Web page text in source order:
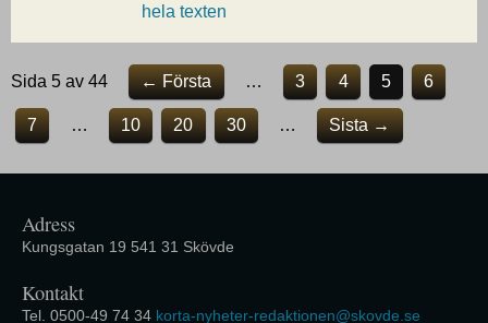
hela texten
Sida 5 av 44 ← Första … 3 4 5 6
7 … 10 20 30 … Sista →
Adress
Kungsgatan 19 541 31 Skövde
Kontakt
Tel. 0500-49 74 34 korta-nyheter-redaktionen@skovde.se